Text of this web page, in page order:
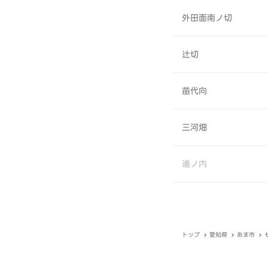
外田面南ノ切
辻切
苗代向
三河畑
道ノ内
トップ 愛知県 あま市